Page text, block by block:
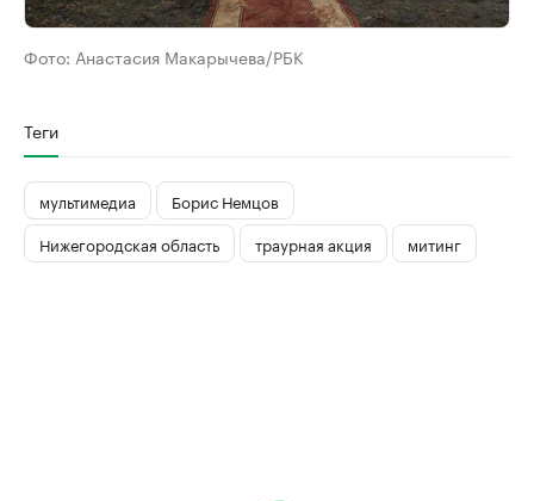
Фото: Анастасия Макарычева/РБК
Теги
мультимедиа
Борис Немцов
Нижегородская область
траурная акция митинг